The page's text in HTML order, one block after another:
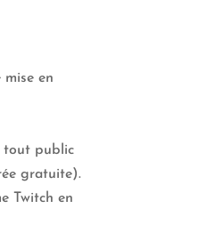
en
tout public
gratuite).
Twitch en